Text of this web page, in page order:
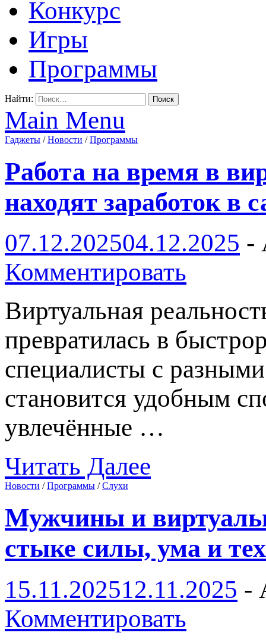
Конкурс
Игры
Программы
Найти:
Main Menu
Гаджеты /Новости /Программы
Работа на время в
находят заработок в
07.12.202504.12.2025 -
Комментировать
Виртуальная
превратилась в
специалисты с
становится удобным
увлечённые …
Читать Далее
Новости /Программы /Слухи
Мужчины и
стыке силы, ума и
15.11.202512.11.2025 -
Комментировать